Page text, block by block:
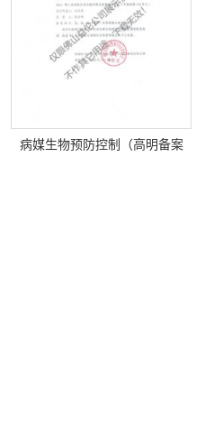
病媒生物预防控制（高明备案